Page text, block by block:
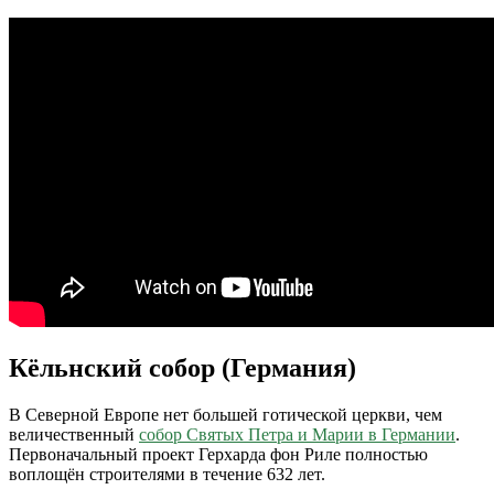
Кёльнский собор (Германия)
В Северной Европе нет большей готической церкви, чем
величественный собор Святых Петра и Марии в Германии.
Первоначальный проект Герхарда фон Риле полностью
воплощён строителями в течение 632 лет.